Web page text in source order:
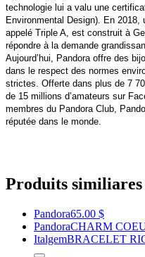
technologie lui a valu une
Environmental Design). En
appelé Triple A, est construit à
répondre à la demande
Aujourd’hui, Pandora offre des
dans le respect des normes
strictes. Offerte dans plus de 7
de 15 millions d’amateurs sur
membres du Pandora Club,
réputée dans le monde.
Produits similiares
Pandora65.00 $
PandoraCHARM
ItalgemBRACELET